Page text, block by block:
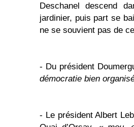
Deschanel descend
jardinier, puis part se
ne se souvient pas de
- Du président
démocratie bien
- Le président Albert